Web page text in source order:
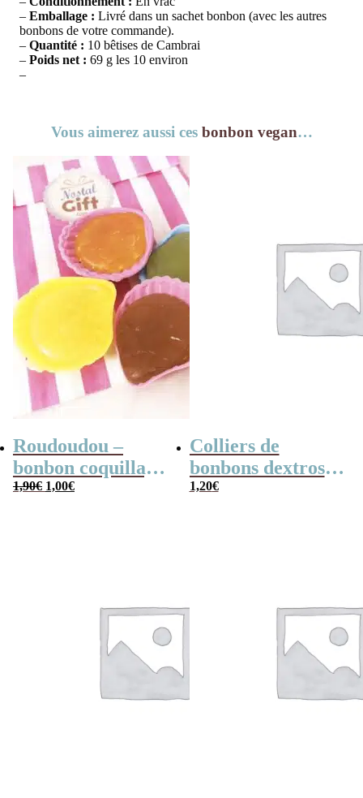
– Emballage : Livré dans un sachet bonbon (avec les autres
bonbons de votre commande).
– Quantité : 10 bêtises de Cambrai
– Poids net : 69 g les 10 environ
–
Vous aimerez aussi ces bonbon vegan…
Roudoudou –
bonbon coquillage
x 5
1,90€ Le
prix
1,00€Le
prix
Colliers de
bonbons dextrose
x2
1,20€